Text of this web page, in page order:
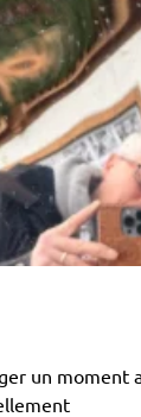
un moment